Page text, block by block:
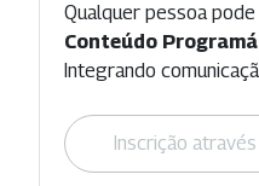
Qualquer pessoa
Conteúdo
Integrando
Inscrição